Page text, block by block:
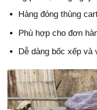
Hàng đóng thùng
Phù hợp cho đơn
Dễ dàng bốc xếp và